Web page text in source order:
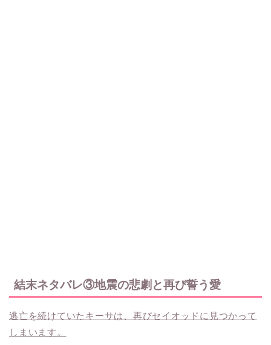
結末ネタバレ③地震の悲劇と再び誓う愛
逃亡を続けていたキーサは、再びセイオッドに見つかって
しまいます。